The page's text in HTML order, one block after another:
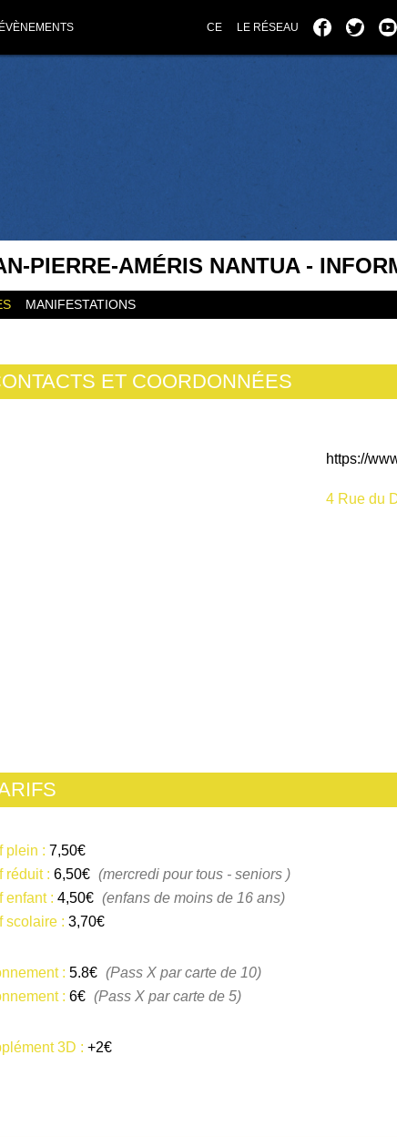
CE LE RÉSEAU
PIERRE-AMÉRIS NANTUA -
MANIFESTATIONS
ET COORDONNÉES
https://
4 Rue du
plein : 7,50€
réduit : 6,50€ (mercredi pour tous - seniors )
enfant : 4,50€ (enfans de moins de 16 ans)
scolaire : 3,70€
: 5.8€ (Pass X par carte de 10)
: 6€ (Pass X par carte de 5)
3D : +2€